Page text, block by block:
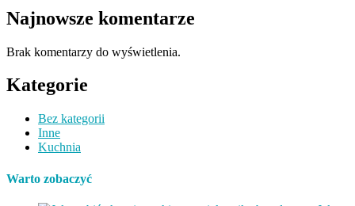
Najnowsze komentarze
Brak komentarzy do wyświetlenia.
Kategorie
Bez kategorii
Inne
Kuchnia
Warto zobaczyć